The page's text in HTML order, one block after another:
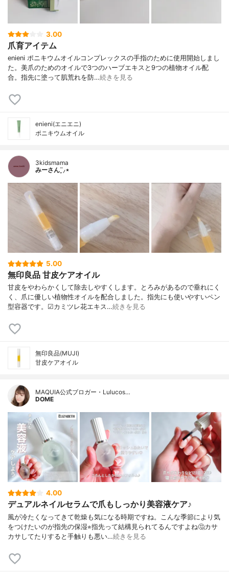
3.00
爪育アイテム
enieni ポニキウムオイルコンプレックスの手指のために使用開始しまし
た。美爪のためのオイルで3つのハーブエキスと9つの植物オイル配
合。指先に塗って肌荒れを防…続きを見る
enieni(エニエニ)
ポニキウムオイル
3kidsmama
みーさん¨̮⸝⋆
5.00
無印良品 甘皮ケアオイル
甘皮をやわらかくして除去しやすくします。とろみがあるので垂れにく
く、爪に優しい植物性オイルを配合しました。指先にも使いやすいペン
型容器です。☑︎カミツレ花エキス…続きを見る
無印良品(MUJI)
甘皮ケアオイル
MAQUIA公式ブロガー・Lulucos…
DOME
4.00
デュアルネイルセラムで爪もしっかり美容液ケア♪
風が冷たくなってきて乾燥も気になる時期ですね。こんな季節により気
をつけたいのが指先の保湿⭐︎指先って結構見られてるんですよね🤔カサ
カサしてたりすると手触りも悪い…続きを見る